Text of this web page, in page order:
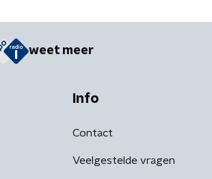
weet meer
Info
Contact
Veelgestelde vragen